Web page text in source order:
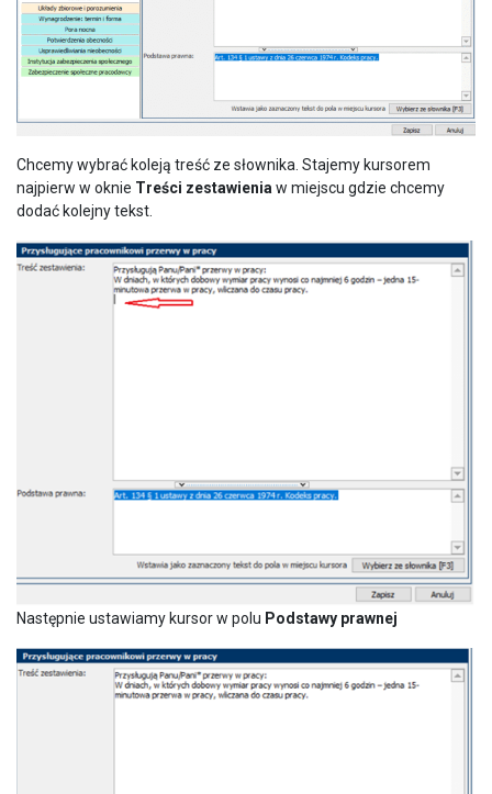
Chcemy wybrać koleją treść ze słownika. Stajemy kursorem
najpierw w oknie Treści zestawienia w miejscu gdzie chcemy
dodać kolejny tekst.
Następnie ustawiamy kursor w polu Podstawy prawnej